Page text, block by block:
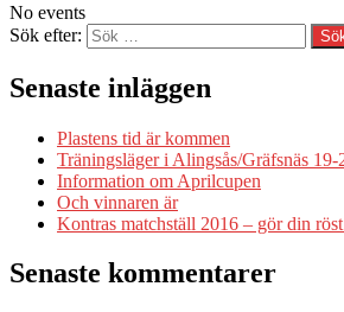
No events
Sök efter:
Senaste inläggen
Plastens tid är kommen
Träningsläger i Alingsås/Gräfsnäs 19-
Information om Aprilcupen
Och vinnaren är
Kontras matchställ 2016 – gör din
Senaste kommentarer